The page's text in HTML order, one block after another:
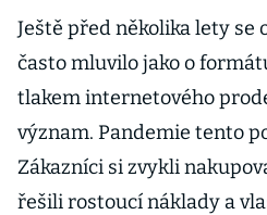
Ještě před několika lety se
často mluvilo jako o
tlakem internetového
význam. Pandemie tento
Zákazníci si zvykli
řešili rostoucí náklady a